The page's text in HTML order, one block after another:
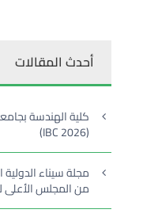
أحدث المقالات
كلية الهندسة
(IBC 2026)
من المجلس الأعلى